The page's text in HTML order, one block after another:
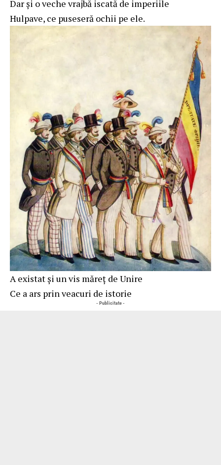
Dar şi o veche vrajbă iscată de imperiile
Hulpave, ce puseseră ochii pe ele.
A existat şi un vis măreţ de Unire
Ce a ars prin veacuri de istorie
- Publicitate -